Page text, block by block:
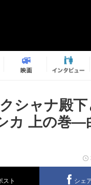
シャナ殿
カ 上の巻―
スト シェ